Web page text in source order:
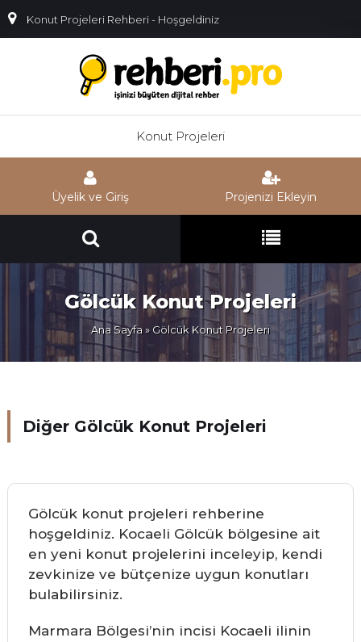
Konut Projeleri Rehberi - Hoşgeldiniz
Konut Projeleri
Üyelik ve Giriş Projenizi Ekleyin
Gölcük Konut Projeleri
Ana Sayfa» Gölcük Konut Projeleri
Diğer Gölcük Konut Projeleri
Gölcük konut projeleri rehberine
hoşgeldiniz. Kocaeli Gölcük bölgesine ait
en yeni konut projelerini inceleyip, kendi
zevkinize ve bütçenize uygun konutları
bulabilirsiniz.
Marmara Bölgesi’nin incisi Kocaeli ilinin